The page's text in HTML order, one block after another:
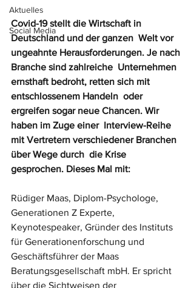
Aktuelles
Social Media
Covid-19 stellt die Wirtschaft in
Deutschland und der ganzen  Welt vor
ungeahnte Herausforderungen. Je nach
Branche sind zahlreiche  Unternehmen
ernsthaft bedroht, retten sich mit
entschlossenem Handeln  oder
ergreifen sogar neue Chancen. Wir
haben im Zuge einer  Interview-Reihe
mit Vertretern verschiedener Branchen
über Wege durch  die Krise
gesprochen. Dieses Mal mit:
Rüdiger Maas, Diplom-Psychologe,
Generationen Z Experte,
Keynotespeaker, Gründer des Instituts
für Generationenforschung und
Geschäftsführer der Maas
Beratungsgesellschaft mbH. Er spricht
über die Sichtweisen der